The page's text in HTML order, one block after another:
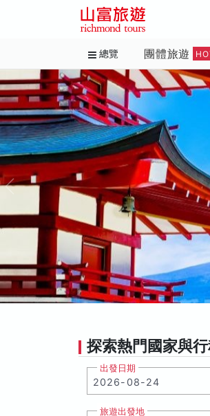
總覽 團體旅遊
探索熱門國家與
出發日期
旅遊出發地